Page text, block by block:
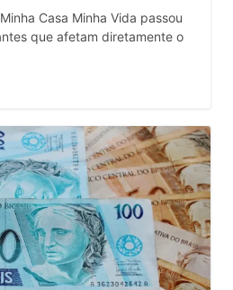
Casa Minha Vida passou
que afetam diretamente o